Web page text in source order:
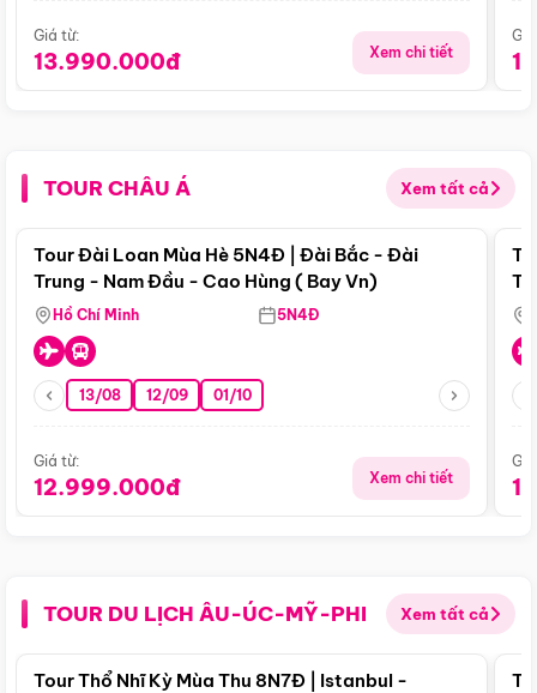
Giá từ:
13.990.000đ Xem chi tiết
TOUR CHÂU Á Xem tất cả
Điểm nổi bật
Tour Đài Loan Mùa Hè 5N4Đ | Đài Bắc - Đài
Trung - Nam Đầu - Cao Hùng ( Bay Vn)
Hồ Chí Minh 5N4Đ
13/08 12/09 01/10
Giá từ:
12.999.000đ Xem chi tiết
TOUR DU LỊCH ÂU-ÚC-MỸ-PHI Xem tất cả
Điểm nổi bật
Tour Thổ Nhĩ Kỳ Mùa Thu 8N7Đ | Istanbul -